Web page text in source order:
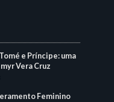
e Príncipe: uma
Vera Cruz
Feminino